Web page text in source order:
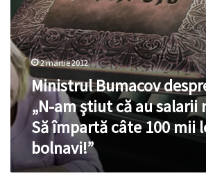
salarii
nebune…
Să
împartă
câte
100
mii
lei
copiilor
bolnavi!”
2 martie 2012
Ministrul Bumacov
„N-am ştiut că au
Să împartă câte 100 mii
bolnavi!”